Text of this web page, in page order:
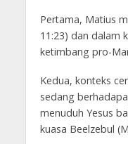
Pertama, Matius
11:23) dan dalam
ketimbang pro-
Kedua, konteks
sedang
menuduh Yesus
kuasa Beelzebul